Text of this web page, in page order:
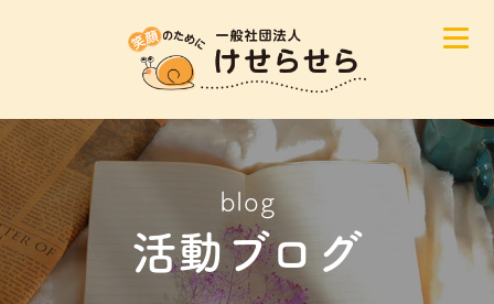
blog
活動ブログ